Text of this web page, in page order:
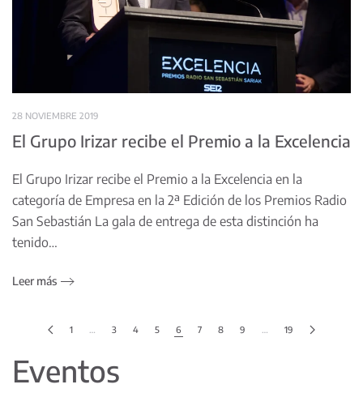
28 NOVIEMBRE 2019
El Grupo Irizar recibe el Premio a la Excelencia
El Grupo Irizar recibe el Premio a la Excelencia en la
categoría de Empresa en la 2ª Edición de los Premios Radio
San Sebastián La gala de entrega de esta distinción ha
tenido…
Leer más
1 … 3 4 5 6 7 8 9 … 19
Eventos